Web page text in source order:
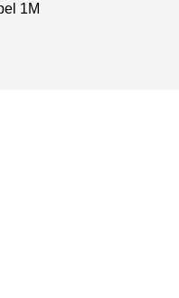
1M